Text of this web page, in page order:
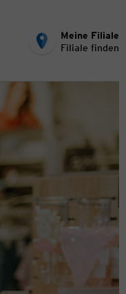
Meine Filiale
Filiale finden